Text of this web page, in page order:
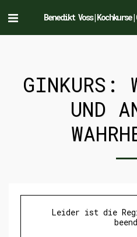
Benedikt
GINKURS:
UND
Leider ist die